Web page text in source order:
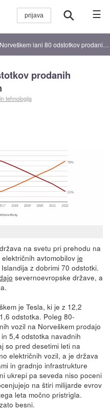
☰
lani 80 odstotkov prodanih avtomobilov že električnih
prodanih
tehnologija
na svetu pri prehodu na
avtomobilov je
z dobrimi 70 odstotki.
severnoevropske države, a
je Tesla, ki je z 12,2
odstotka. Poleg 80-
vozil na Norveškem prodajo
5,4 odstotka navadnih
so pred desetimi leti na
električnih vozil, a je država
in gradnjo infrastrukture
ukrepi pa seveda niso poceni
na štiri milijarde evrov
leta močno pristrigla.
besni.